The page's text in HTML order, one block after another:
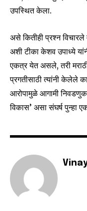
उपस्थित केला.
असे कितीही प्रश्न
अशी टीका केशव उपाध्ये
एकत्र येत असले, तरी
प्रगतीसाठी त्यांनी केलेले
आरोपामुळे आगामी
विकास’ असा संघर्ष पुन्हा